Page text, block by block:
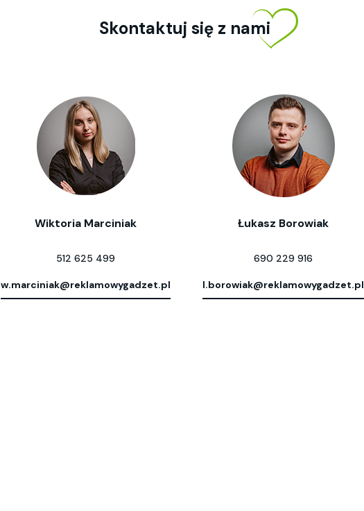
Skontaktuj się z nami
Wiktoria Marciniak
512 625 499
w.marciniak@reklamowygadzet.pl
Łukasz Borowiak
690 229 916
l.borowiak@reklamowygadzet.pl